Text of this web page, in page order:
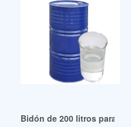
Bidón de 200 litros para